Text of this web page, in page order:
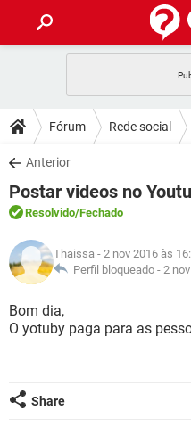
CELULAR
OUTLOOK
INSTAGRAM
GUIA DE COMPRAS
DICAS
JOGOS
OUTLOOK
INSTAGRAM
GUIA DE COMPRAS
DOWNLOADS
JOGOS
CELULAR
OUTLOOK
INSTAGRAM
GUIA DE COMPRAS
FÓRUM
JOGOS
CELULAR
INSTAGRAM
GLOSSÁRIO
JOGOS
CELULAR
GUIA DE COMPRAS
Fórum Rede social
Anterior
Postar videos no
Resolvido/Fechado
Thaissa - 2 nov 2016 às
Perfil bloqueado - 2
Bom dia,
O yotuby paga para as
Share